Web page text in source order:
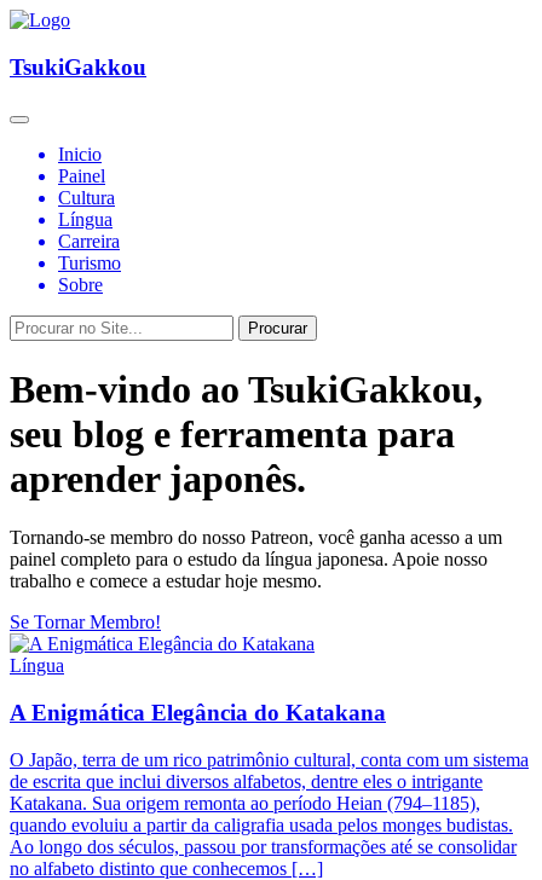
TsukiGakkou
Inicio
Painel
Cultura
Língua
Carreira
Turismo
Sobre
Procurar
Bem-vindo ao TsukiGakkou,
seu blog e ferramenta para
aprender japonês.
Tornando-se membro do nosso Patreon, você ganha acesso a um
painel completo para o estudo da língua japonesa. Apoie nosso
trabalho e comece a estudar hoje mesmo.
Se Tornar Membro!
Língua
A Enigmática Elegância do Katakana
O Japão, terra de um rico patrimônio cultural, conta com um sistema
de escrita que inclui diversos alfabetos, dentre eles o intrigante
Katakana. Sua origem remonta ao período Heian (794–1185),
quando evoluiu a partir da caligrafia usada pelos monges budistas.
Ao longo dos séculos, passou por transformações até se consolidar
no alfabeto distinto que conhecemos […]